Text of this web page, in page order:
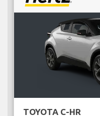
TOYOTA C-HR